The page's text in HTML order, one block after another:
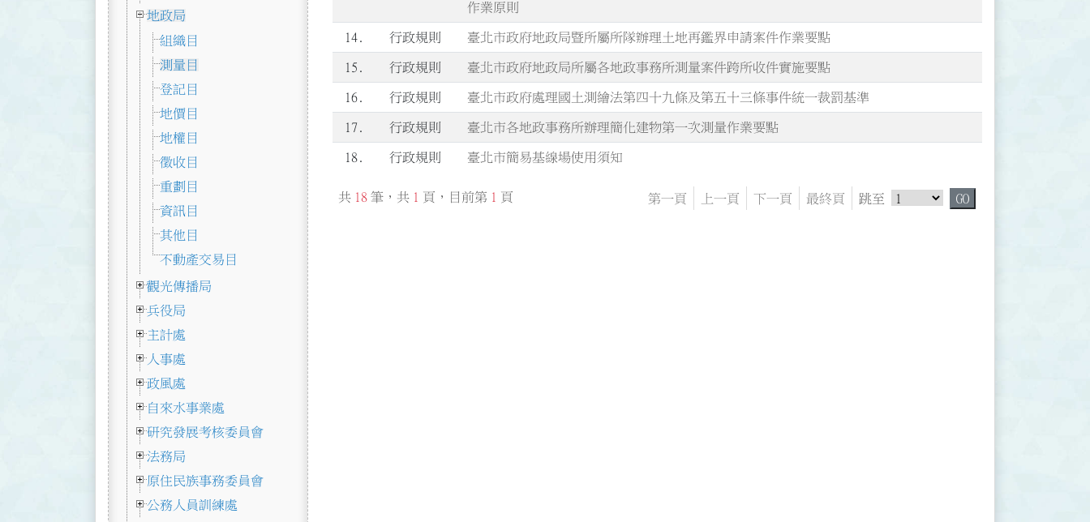
地政局
組織目
測量目
登記目
地價目
地權目
徵收目
重劃目
資訊目
其他目
不動產交易目
觀光傳播局
兵役局
主計處
人事處
政風處
自來水事業處
研究發展考核委員會
法務局
原住民族事務委員會
公務人員訓練處
作業原則
14. 行政規則 臺北市政府地政局暨所屬所隊辦理土地再鑑界申請案件作業要點
15. 行政規則 臺北市政府地政局所屬各地政事務所測量案件跨所收件實施要點
16. 行政規則 臺北市政府處理國土測繪法第四十九條及第五十三條事件統一裁罰基準
17. 行政規則 臺北市各地政事務所辦理簡化建物第一次測量作業要點
18. 行政規則 臺北市簡易基線場使用須知
共 18 筆，共 1 頁，目前第 1 頁 第一頁 上一頁 下一頁 最終頁 跳至 跳頁選單 GO